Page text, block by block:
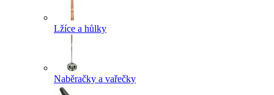
Lžíce a hůlky
Naběračky a vařečky